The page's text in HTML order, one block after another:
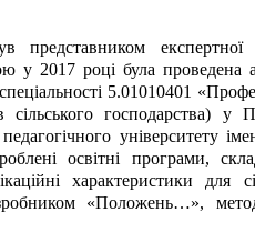
представником експертної
у 2017 році була проведена
5.01010401
господарства) у
університету
освітні програми,
характеристики для
«Положень…»,